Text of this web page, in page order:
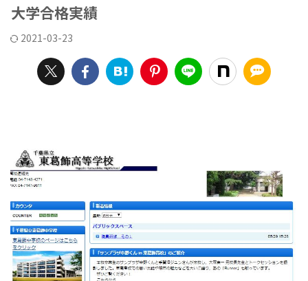
大学合格実績
2021-03-23